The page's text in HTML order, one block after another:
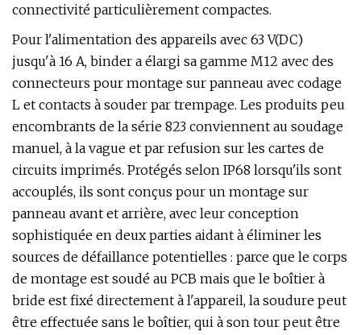
connectivité particulièrement compactes.
Pour l'alimentation des appareils avec 63 V(DC)
jusqu'à 16 A, binder a élargi sa gamme M12 avec des
connecteurs pour montage sur panneau avec codage
L et contacts à souder par trempage. Les produits peu
encombrants de la série 823 conviennent au soudage
manuel, à la vague et par refusion sur les cartes de
circuits imprimés. Protégés selon IP68 lorsqu'ils sont
accouplés, ils sont conçus pour un montage sur
panneau avant et arrière, avec leur conception
sophistiquée en deux parties aidant à éliminer les
sources de défaillance potentielles : parce que le corps
de montage est soudé au PCB mais que le boîtier à
bride est fixé directement à l'appareil, la soudure peut
être effectuée sans le boîtier, qui à son tour peut être